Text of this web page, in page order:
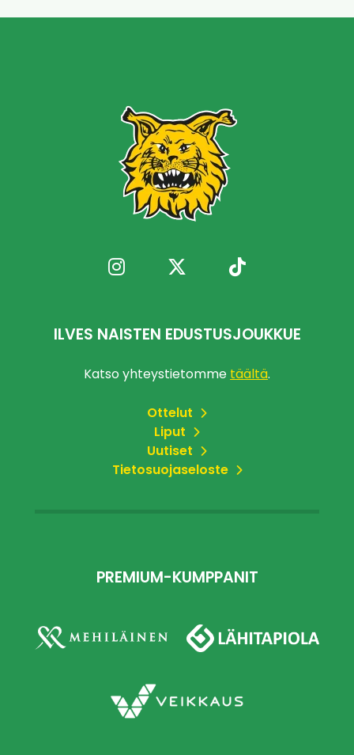
ILVES NAISTEN EDUSTUSJOUKKUE
Katso yhteystietomme täältä.
Ottelut
Liput
Uutiset
Tietosuojaseloste
PREMIUM-KUMPPANIT